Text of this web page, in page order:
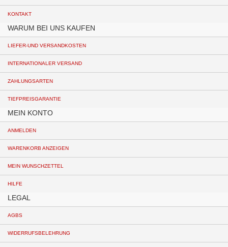
KONTAKT
WARUM BEI UNS KAUFEN
LIEFER-UND VERSANDKOSTEN
INTERNATIONALER VERSAND
ZAHLUNGSARTEN
TIEFPREISGARANTIE
MEIN KONTO
ANMELDEN
WARENKORB ANZEIGEN
MEIN WUNSCHZETTEL
HILFE
LEGAL
AGBS
WIDERRUFSBELEHRUNG